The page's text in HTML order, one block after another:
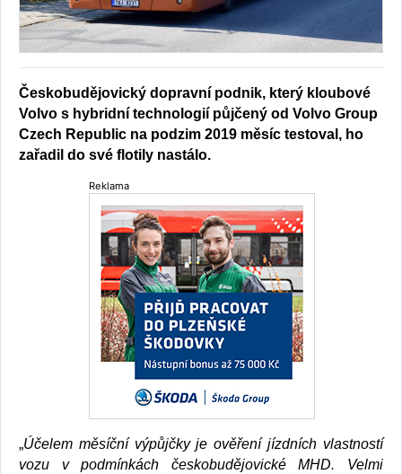
Českobudějovický dopravní podnik, který kloubové
Volvo s hybridní technologií půjčený od Volvo Group
Czech Republic na podzim 2019 měsíc testoval, ho
zařadil do své flotily nastálo.
Reklama
„Účelem měsíční výpůjčky je ověření jízdních vlastností
vozu v podmínkách českobudějovické MHD. Velmi